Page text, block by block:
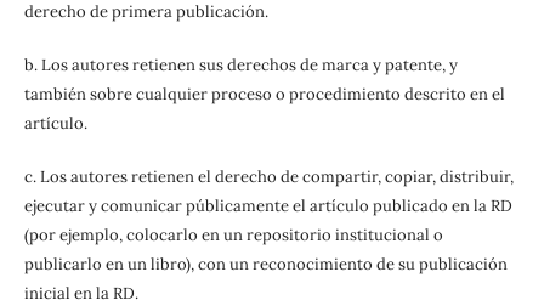
derecho de primera publicación.
b. Los autores retienen sus derechos de marca y patente, y
también sobre cualquier proceso o procedimiento descrito en el
artículo.
c. Los autores retienen el derecho de compartir, copiar, distribuir,
ejecutar y comunicar públicamente el artículo publicado en la RD
(por ejemplo, colocarlo en un repositorio institucional o
publicarlo en un libro), con un reconocimiento de su publicación
inicial en la RD.